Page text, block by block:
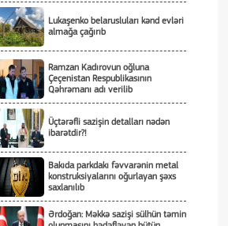
Lukaşenko belarusluları kənd evləri
almağa çağırıb
Ramzan Kadırovun oğluna
Çeçenistan Respublikasının
Qəhrəmanı adı verilib
Üçtərəfli sazişin detalları nədən
ibarətdir?!
Bakıda parkdakı fəvvarənin metal
konstruksiyalarını oğurlayan şəxs
saxlanılıb
Ərdoğan: Məkkə sazişi sülhün təmin